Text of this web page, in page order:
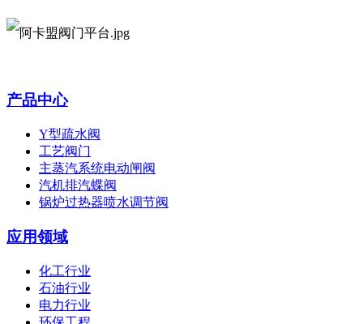
产品中心
Y型疏水阀
工艺阀门
主蒸汽系统电动闸阀
汽机排汽蝶阀
锅炉过热器喷水调节阀
应用领域
化工行业
石油行业
电力行业